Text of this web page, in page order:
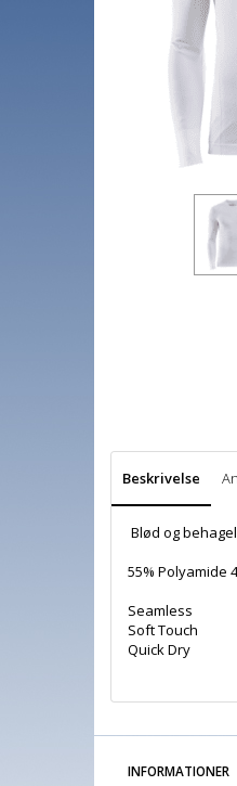
Beskrivelse
Blød og
55% Polyamide
Seamless
Soft Touch
Quick Dry
INFORMATIONER